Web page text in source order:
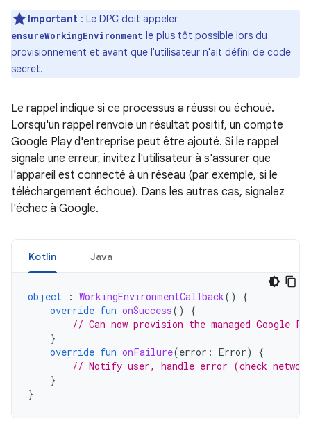
Important : Le DPC doit appeler
ensureWorkingEnvironment le plus tôt possible lors du
provisionnement et avant que l'utilisateur n'ait défini de code
secret.
Le rappel indique si ce processus a réussi ou échoué.
Lorsqu'un rappel renvoie un résultat positif, un compte
Google Play d'entreprise peut être ajouté. Si le rappel
signale une erreur, invitez l'utilisateur à s'assurer que
l'appareil est connecté à un réseau (par exemple, si le
téléchargement échoue). Dans les autres cas, signalez
l'échec à Google.
Kotlin Java
object : WorkingEnvironmentCallback()
{
override fun onSuccess()
{
// Can now provision the managed Google
}
override fun onFailure(error : Error)
{
// Notify user, handle error (check
}
}